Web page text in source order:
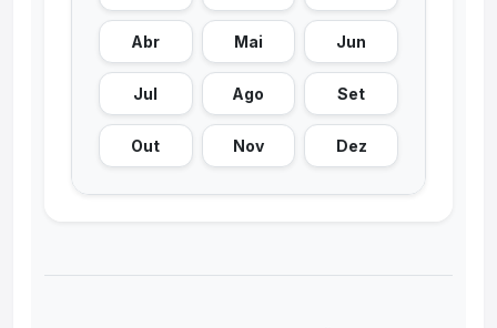
Abr Mai Jun
Jul Ago Set
Out Nov Dez